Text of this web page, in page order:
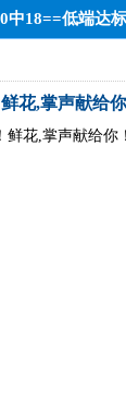
中18==低端达
花,掌声献给
鲜花,掌声献给你